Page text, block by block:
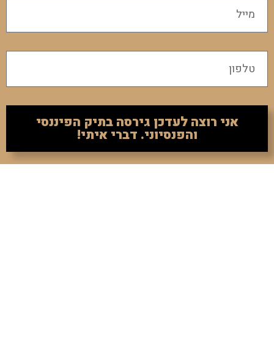
אני רוצה לעדכן גירסה בתיק הפיננסי
והפנסיוני. דברי איתי!